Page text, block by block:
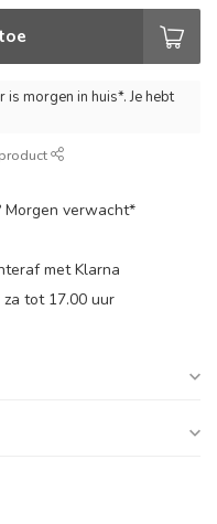
morgen in huis*. Je hebt
Morgen verwacht*
met Klarna
tot 17.00 uur